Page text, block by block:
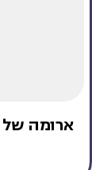
ארומה של